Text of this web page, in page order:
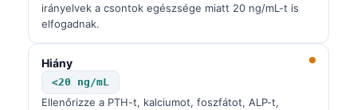
irányelvek a csontok egészsége miatt 20 ng/mL-t is
elfogadnak.
Hiány
<20 ng/mL
Ellenőrizze a PTH-t, kalciumot, foszfátot, ALP-t,